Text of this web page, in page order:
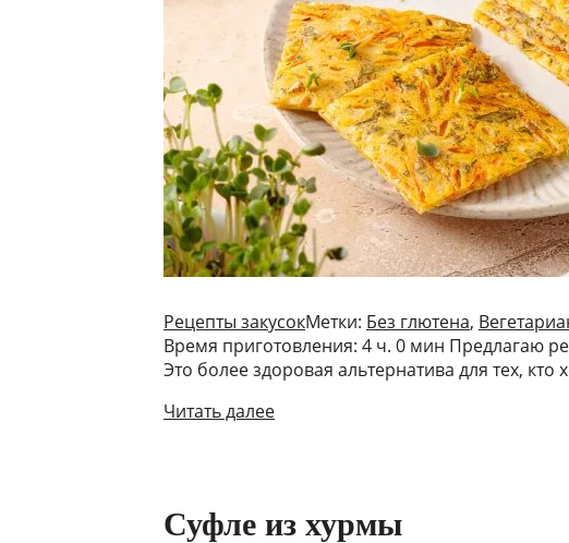
Рецепты закусокМетки: Без глютена,
Время приготовления: 4 ч. 0 мин Предлагаю
Это более здоровая альтернатива для тех, кто
Читать далее
Суфле из хурмы